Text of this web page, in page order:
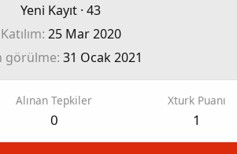
Yeni Kayıt · 43
Katılım 25 Mar 2020
görülme 31 Ocak 2021
Alınan Tepkiler
0
Xturk Puanı
1